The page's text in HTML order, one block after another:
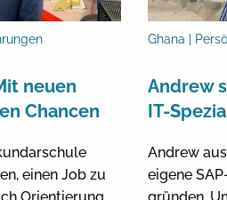
neuen
Chancen
einen Job zu
Ghana |
Andrew
IT-
Andrew
eigene